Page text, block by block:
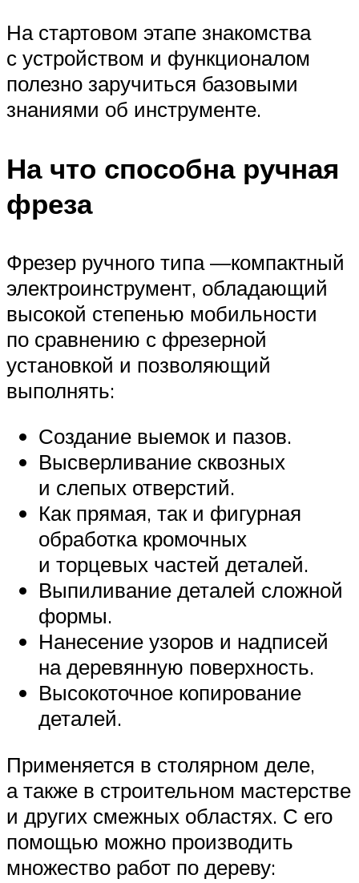
На стартовом этапе знакомства
с устройством и функционалом
полезно заручиться базовыми
знаниями об инструменте.
На что способна ручная
фреза
Фрезер ручного типа —компактный
электроинструмент, обладающий
высокой степенью мобильности
по сравнению с фрезерной
установкой и позволяющий
выполнять:
Создание выемок и пазов.
Высверливание сквозных
и слепых отверстий.
Как прямая, так и фигурная
обработка кромочных
и торцевых частей деталей.
Выпиливание деталей сложной
формы.
Нанесение узоров и надписей
на деревянную поверхность.
Высокоточное копирование
деталей.
Применяется в столярном деле,
а также в строительном мастерстве
и других смежных областях. С его
помощью можно производить
множество работ по дереву: